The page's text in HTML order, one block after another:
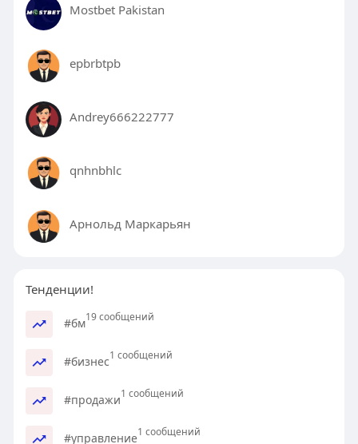
Mostbet Pakistan
epbrbtpb
Andrey666222777
qnhnbhlc
Арнольд Маркарьян
Тенденции!
#бм19 сообщений
#бизнес1 сообщений
#продажи1 сообщений
#управление1 сообщений